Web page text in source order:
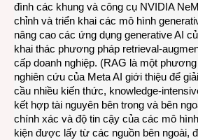
đình các khung và công cụ NVIDIA
chỉnh và triển khai các mô hình
nâng cao các ứng dụng generative AI
khai thác phương pháp retrieval-
cấp doanh nghiệp. (RAG là một
nghiên cứu của Meta AI giới thiệu để
cầu nhiều kiến thức, knowledge-
kết hợp tài nguyên bên trong và bên
chính xác và độ tin cậy của các mô
kiện được lấy từ các nguồn bên ngoài,